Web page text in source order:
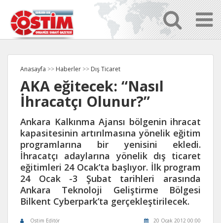
Anasayfa >> Haberler >> Dış Ticaret
AKA eğitecek: “Nasıl
İhracatçı Olunur?”
Ankara Kalkınma Ajansı bölgenin ihracat
kapasitesinin artırılmasına yönelik eğitim
programlarına bir yenisini ekledi.
İhracatçı adaylarına yönelik dış ticaret
eğitimleri 24 Ocak’ta başlıyor. İlk program
24 Ocak -3 Şubat tarihleri arasında
Ankara Teknoloji Geliştirme Bölgesi
Bilkent Cyberpark’ta gerçekleştirilecek.
Ostim Editör 20 Ocak 2012 00:00